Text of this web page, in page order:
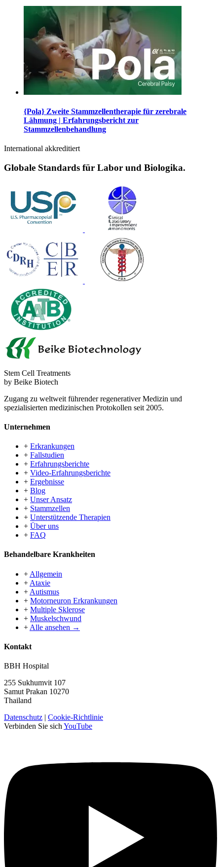
{Pola} Zweite Stammzellentherapie für zerebrale
Lähmung | Erfahrungsbericht zur
Stammzellenbehandlung
International akkreditiert
Globale Standards für Labor und Biologika.
Stem Cell Treatments
by Beike Biotech
Zugang zu weltweit führender regenerativer Medizin und
spezialisierten medizinischen Protokollen seit 2005.
Unternehmen
+ Erkrankungen
+ Fallstudien
+ Erfahrungsberichte
+ Video-Erfahrungsberichte
+ Ergebnisse
+ Blog
+ Unser Ansatz
+ Stammzellen
+ Unterstützende Therapien
+ Über uns
+ FAQ
Behandelbare Krankheiten
+ Allgemein
+ Ataxie
+ Autismus
+ Motorneuron Erkrankungen
+ Multiple Sklerose
+ Muskelschwund
+ Alle ansehen →
Kontakt
BBH Hospital
255 Sukhumvit 107
Samut Prakan 10270
Thailand
Datenschutz | Cookie-Richtlinie
Verbinden Sie sich YouTube